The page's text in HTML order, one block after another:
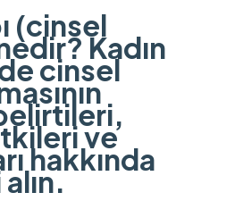
(cinsel
Kadın
cinsel
ve
hakkında